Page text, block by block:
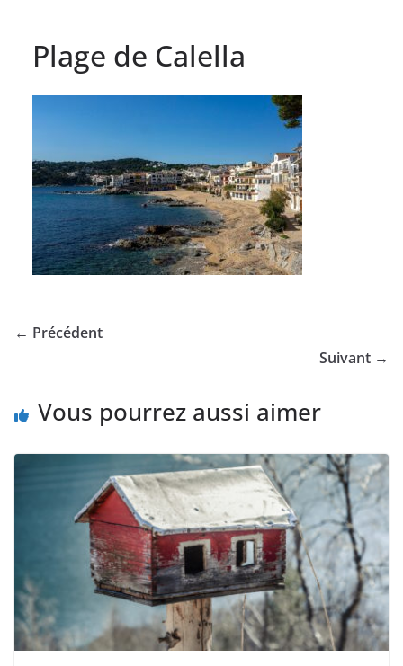
Plage de Calella
← Précédent
Suivant →
Vous pourrez aussi aimer